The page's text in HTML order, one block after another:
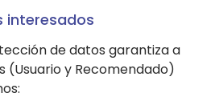
interesados
de datos garantiza a
(Usuario y Recomendado)